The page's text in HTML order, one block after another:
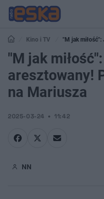
Kino i TV
"M jak miłość":
Mariusza
"M jak
aresztowany!
na Mariusza
2025-03-24 11:42
NN